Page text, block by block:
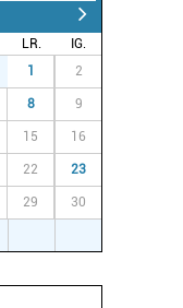
LR.
IG.
1 2
8 9
15 16
22 23
29 30